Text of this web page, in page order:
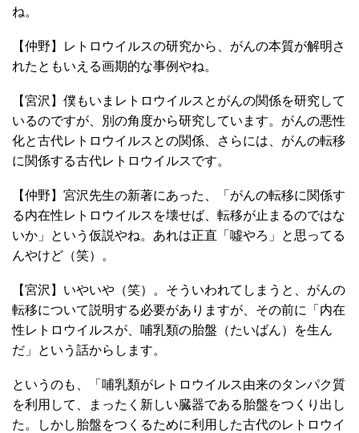
ね。
【仲野】レトロウイルスの研究から、がんの本質が解明さ
れたともいえる画期的な事例やね。
【宮沢】僕もいまレトロウイルスとがんの関係を研究して
いるのですが、別の角度から研究しています。がんの悪性
化と古代レトロウイルスとの関係、さらには、がんの転移
に関係する古代レトロウイルスです。
【仲野】宮沢先生の新著にあった、「がんの転移に関係す
る内在性レトロウイルスを壊せば、転移が止まるのではな
いか」という仮説やね。あれは正直「噓やろ」と思ってる
んやけど（笑）。
【宮沢】いやいや（笑）。そういわれてしまうと、がんの
転移について説明する必要がありますが、その前に「内在
性レトロウイルスが、哺乳類の胎盤（たいばん）を生ん
だ」という話からします。
というのも、「哺乳類がレトロウイルス由来のタンパク質
を利用して、まったく新しい臓器である胎盤をつくり出し
た。しかし胎盤をつくるために利用した古代のレトロウイ